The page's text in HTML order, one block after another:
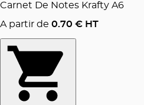
Carnet De Notes Krafty A6
A partir de 0.70 € HT